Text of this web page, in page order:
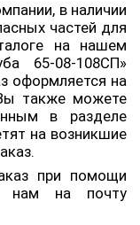
в наличии
частей для
на нашем
65-08-108СП»
оформляется на
также можете
в разделе
на возникшие
при помощи
нам на почту